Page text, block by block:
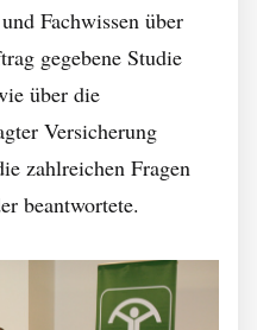
Fachwissen über
gegebene Studie
über die
Versicherung
zahlreichen Fragen
beantwortete.